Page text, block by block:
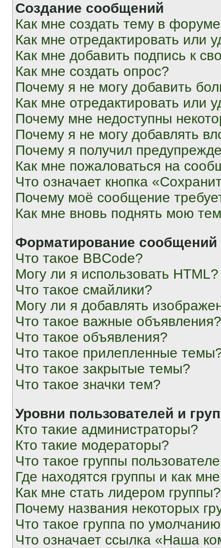
Создание сообщений
Как мне создать тему в
Как мне отредактировать или
Как мне добавить подпись к
Как мне создать опрос?
Почему я не могу добавить
Как мне отредактировать или
Почему мне недоступны
Почему я не могу добавлять
Почему я получил
Как мне пожаловаться на
Что означает кнопка
Почему моё сообщение
Как мне вновь поднять мою
Форматирование
Что такое BBCode?
Могу ли я использовать HTML?
Что такое смайлики?
Могу ли я добавлять
Что такое важные объявления?
Что такое объявления?
Что такое прилепленные
Что такое закрытые темы?
Что такое значки тем?
Уровни пользователей и
Кто такие администраторы?
Кто такие модераторы?
Что такое группы
Где находятся группы и как
Как мне стать лидером группы?
Почему названия некоторых
Что такое группа по
Что означает ссылка «Наша